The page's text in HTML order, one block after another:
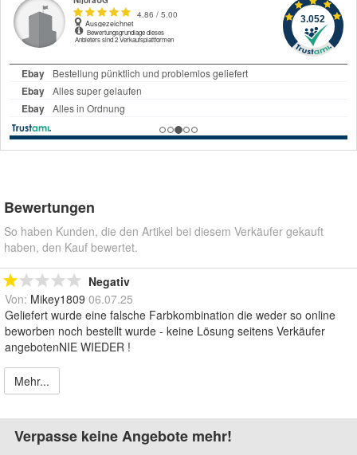
Bewertungen
So haben Kunden, die den Artikel bei diesem Verkäufer gekauft
haben, den Kauf bewertet.
Negativ
Von: Mikey1809 06.07.25
Geliefert wurde eine falsche Farbkombination die weder so online
beworben noch bestellt wurde - keine Lösung seitens Verkäufer
angebotenNIE WIEDER !
Mehr...
Verpasse keine Angebote mehr!